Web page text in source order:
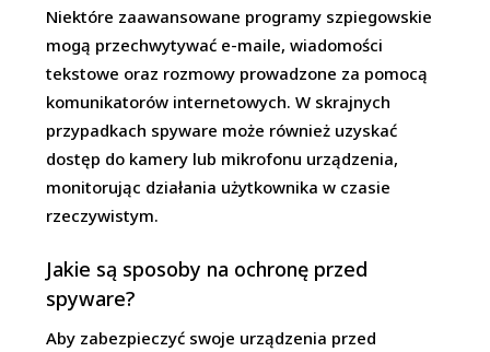
Niektóre zaawansowane programy szpiegowskie
mogą przechwytywać e-maile, wiadomości
tekstowe oraz rozmowy prowadzone za pomocą
komunikatorów internetowych. W skrajnych
przypadkach spyware może również uzyskać
dostęp do kamery lub mikrofonu urządzenia,
monitorując działania użytkownika w czasie
rzeczywistym.
Jakie są sposoby na ochronę przed
spyware?
Aby zabezpieczyć swoje urządzenia przed